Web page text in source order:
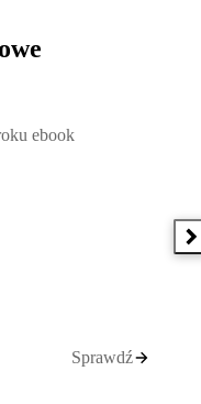
Patrycja Kubiesa -
ebook
Sprawdź